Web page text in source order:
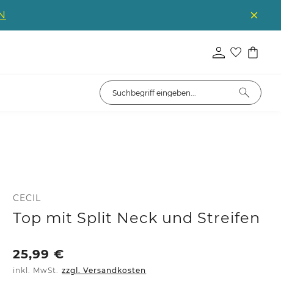
CECIL
Top mit Split Neck und Streifen
25,99€
inkl. MwSt. zzgl. Versandkosten